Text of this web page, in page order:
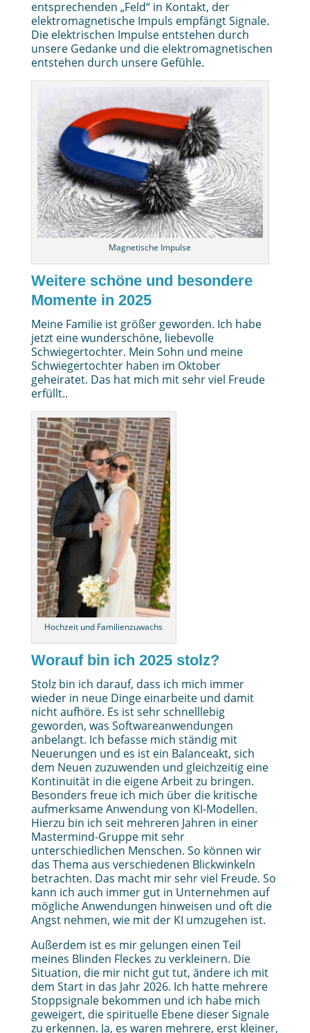
entsprechenden „Feld“ in Kontakt, der
elektromagnetische Impuls empfängt Signale.
Die elektrischen Impulse entstehen durch
unsere Gedanke und die elektromagnetischen
entstehen durch unsere Gefühle.
Magnetische Impulse
Weitere schöne und besondere
Momente in 2025
Meine Familie ist größer geworden. Ich habe
jetzt eine wunderschöne, liebevolle
Schwiegertochter. Mein Sohn und meine
Schwiegertochter haben im Oktober
geheiratet. Das hat mich mit sehr viel Freude
erfüllt..
Hochzeit und Familienzuwachs
Worauf bin ich 2025 stolz?
Stolz bin ich darauf, dass ich mich immer
wieder in neue Dinge einarbeite und damit
nicht aufhöre. Es ist sehr schnelllebig
geworden, was Softwareanwendungen
anbelangt. Ich befasse mich ständig mit
Neuerungen und es ist ein Balanceakt, sich
dem Neuen zuzuwenden und gleichzeitig eine
Kontinuität in die eigene Arbeit zu bringen.
Besonders freue ich mich über die kritische
aufmerksame Anwendung von KI-Modellen.
Hierzu bin ich seit mehreren Jahren in einer
Mastermind-Gruppe mit sehr
unterschiedlichen Menschen. So können wir
das Thema aus verschiedenen Blickwinkeln
betrachten. Das macht mir sehr viel Freude. So
kann ich auch immer gut in Unternehmen auf
mögliche Anwendungen hinweisen und oft die
Angst nehmen, wie mit der KI umzugehen ist.
Außerdem ist es mir gelungen einen Teil
meines Blinden Fleckes zu verkleinern. Die
Situation, die mir nicht gut tut, ändere ich mit
dem Start in das Jahr 2026. Ich hatte mehrere
Stoppsignale bekommen und ich habe mich
geweigert, die spirituelle Ebene dieser Signale
zu erkennen. Ja, es waren mehrere, erst kleiner,